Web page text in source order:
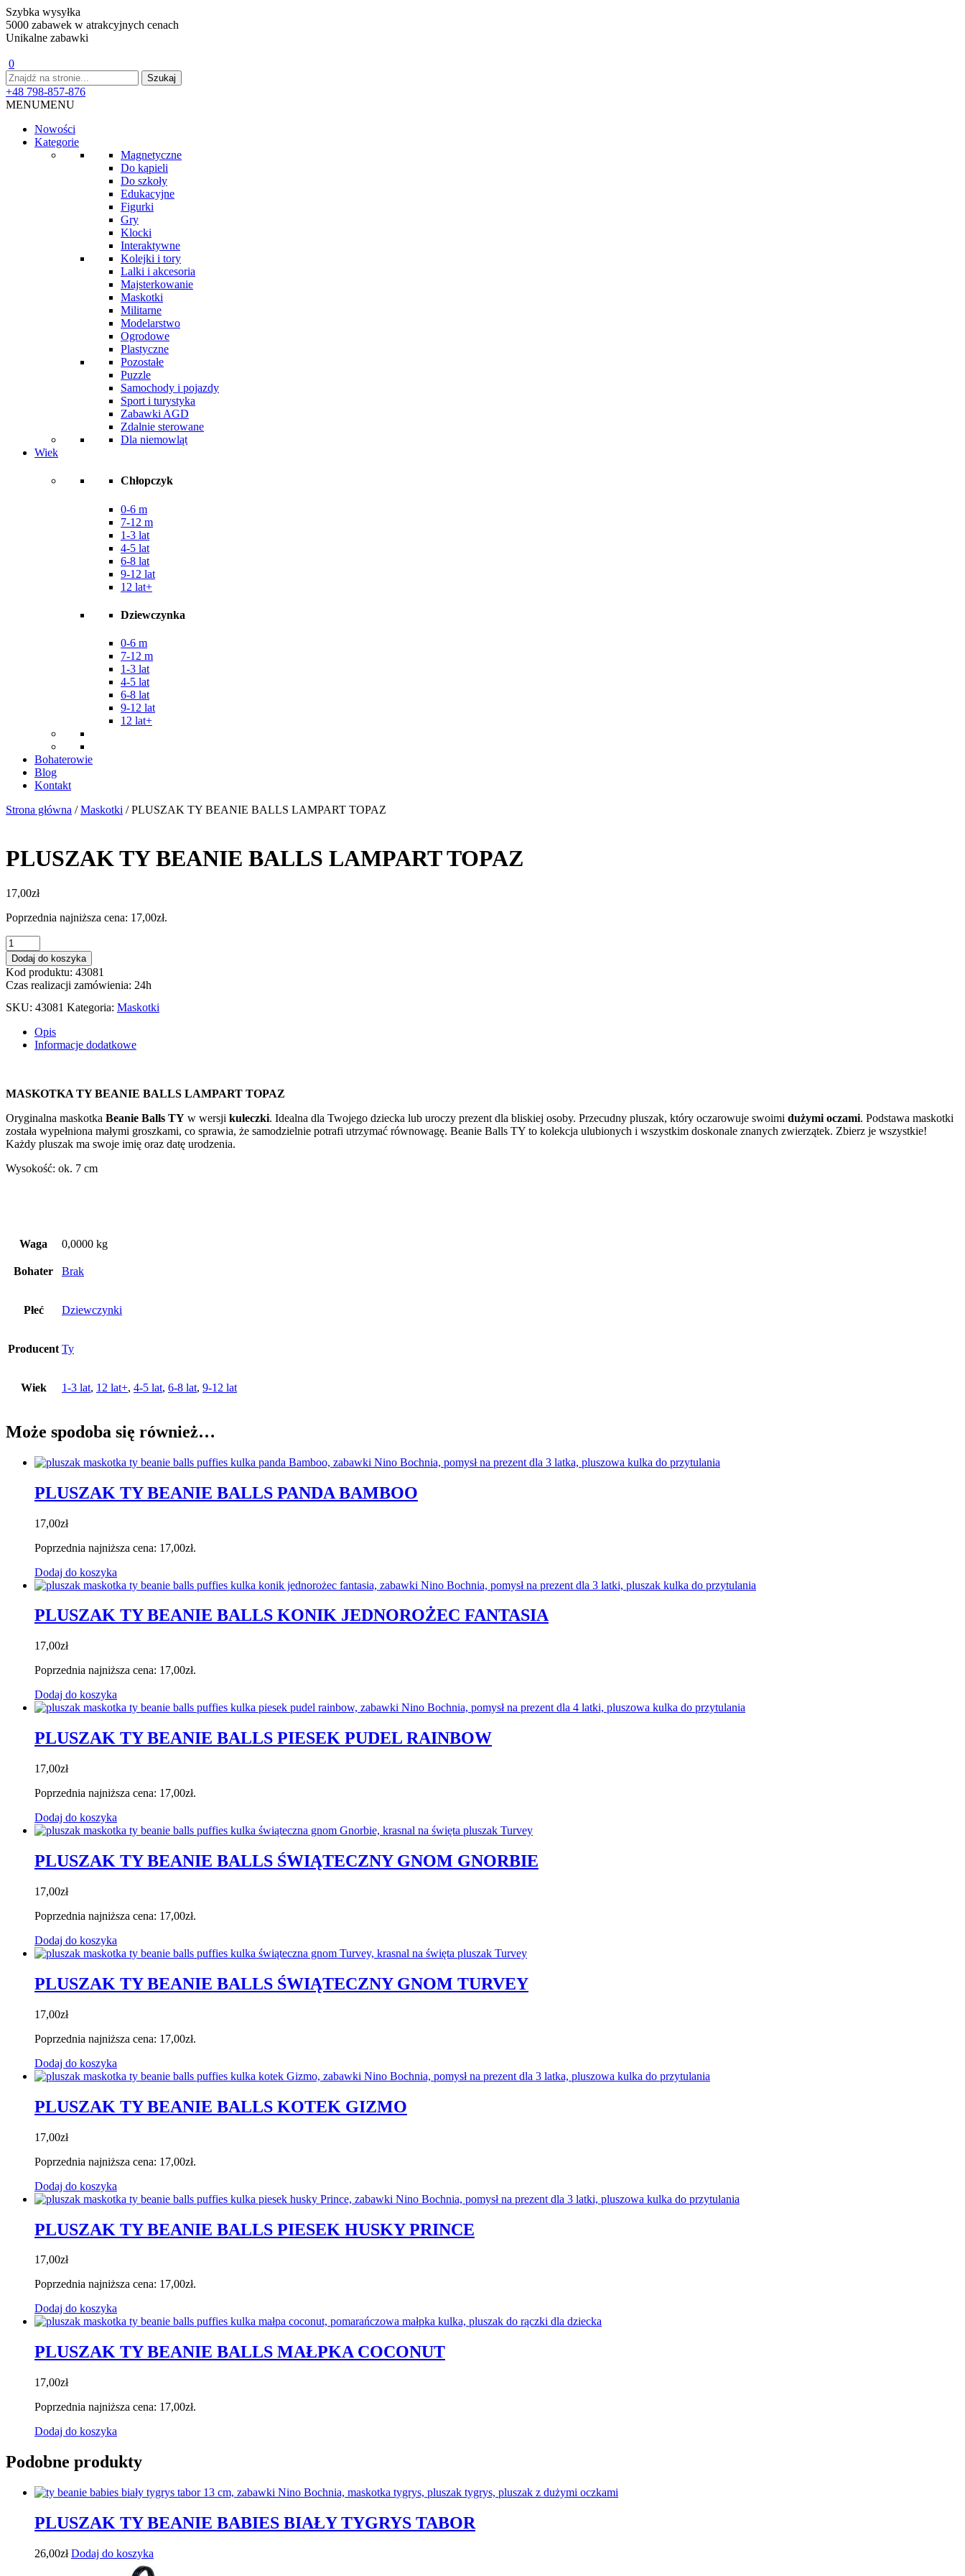
Szybka wysyłka
5000 zabawek w atrakcyjnych cenach
Unikalne zabawki
0
+48 798-857-876
MENUMENU
Nowości
Kategorie
Magnetyczne
Do kąpieli
Do szkoły
Edukacyjne
Figurki
Gry
Klocki
Interaktywne
Kolejki i tory
Lalki i akcesoria
Majsterkowanie
Maskotki
Militarne
Modelarstwo
Ogrodowe
Plastyczne
Pozostałe
Puzzle
Samochody i pojazdy
Sport i turystyka
Zabawki AGD
Zdalnie sterowane
Dla niemowląt
Wiek
Chłopczyk
0-6 m
7-12 m
1-3 lat
4-5 lat
6-8 lat
9-12 lat
12 lat+
Dziewczynka
0-6 m
7-12 m
1-3 lat
4-5 lat
6-8 lat
9-12 lat
12 lat+
Bohaterowie
Blog
Kontakt
Strona główna /Maskotki / PLUSZAK TY BEANIE BALLS LAMPART TOPAZ
PLUSZAK TY BEANIE BALLS LAMPART TOPAZ
17,00zł
Poprzednia najniższa cena: 17,00zł.
ilość
PLUSZAK
TY
BEANIE BALLS LAMPART
TOPAZ
Dodaj do koszyka
Kod produktu: 43081
Czas realizacji zamówienia: 24h
SKU: 43081 Kategoria: Maskotki
Opis
Informacje dodatkowe
MASKOTKA TY BEANIE BALLS LAMPART TOPAZ
Oryginalna maskotka Beanie Balls TY w wersji kuleczki. Idealna dla Twojego dziecka lub uroczy prezent dla bliskiej osoby. Przecudny pluszak, który oczarowuje swoimi dużymi oczami. Podstawa maskotki
została wypełniona małymi groszkami, co sprawia, że samodzielnie potrafi utrzymać równowagę. Beanie Balls TY to kolekcja ulubionych i wszystkim doskonale znanych zwierzątek. Zbierz je wszystkie!
Każdy pluszak ma swoje imię oraz datę urodzenia.
Wysokość: ok. 7 cm
Waga 0,0000 kg
Bohater Brak
Płeć Dziewczynki
Producent Ty
Wiek 1-3 lat, 12 lat+, 4-5 lat, 6-8 lat, 9-12 lat
Może spodoba się również…
PLUSZAK TY BEANIE BALLS PANDA BAMBOO
17,00zł
Poprzednia najniższa cena: 17,00zł.
Dodaj do koszyka
PLUSZAK TY BEANIE BALLS KONIK JEDNOROŻEC FANTASIA
17,00zł
Poprzednia najniższa cena: 17,00zł.
Dodaj do koszyka
PLUSZAK TY BEANIE BALLS PIESEK PUDEL RAINBOW
17,00zł
Poprzednia najniższa cena: 17,00zł.
Dodaj do koszyka
PLUSZAK TY BEANIE BALLS ŚWIĄTECZNY GNOM GNORBIE
17,00zł
Poprzednia najniższa cena: 17,00zł.
Dodaj do koszyka
PLUSZAK TY BEANIE BALLS ŚWIĄTECZNY GNOM TURVEY
17,00zł
Poprzednia najniższa cena: 17,00zł.
Dodaj do koszyka
PLUSZAK TY BEANIE BALLS KOTEK GIZMO
17,00zł
Poprzednia najniższa cena: 17,00zł.
Dodaj do koszyka
PLUSZAK TY BEANIE BALLS PIESEK HUSKY PRINCE
17,00zł
Poprzednia najniższa cena: 17,00zł.
Dodaj do koszyka
PLUSZAK TY BEANIE BALLS MAŁPKA COCONUT
17,00zł
Poprzednia najniższa cena: 17,00zł.
Dodaj do koszyka
Podobne produkty
PLUSZAK TY BEANIE BABIES BIAŁY TYGRYS TABOR
26,00zł Dodaj do koszyka